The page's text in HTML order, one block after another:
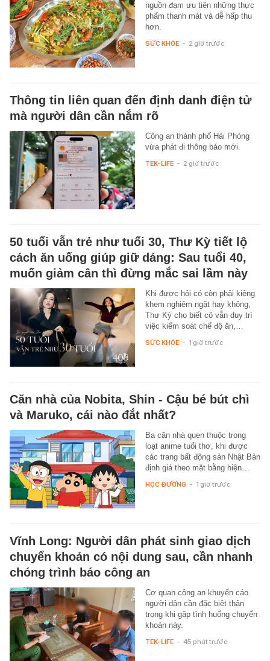
nguồn đạm ưu tiên những thực
phẩm thanh mát và dễ hấp thu
hơn.
SỨC KHỎE - 2 giờ trước
Thông tin liên quan đến định danh điện tử
mà người dân cần nắm rõ
Công an thành phố Hải Phòng
vừa phát đi thông báo mới.
TEK-LIFE - 2 giờ trước
50 tuổi vẫn trẻ như tuổi 30, Thư Kỳ tiết lộ
cách ăn uống giúp giữ dáng: Sau tuổi 40,
muốn giảm cân thì đừng mắc sai lầm này
Khi được hỏi có còn phải kiêng
khem nghiêm ngặt hay không,
Thư Kỳ cho biết cô vẫn duy trì
việc kiểm soát chế độ ăn,…
SỨC KHỎE - 1 giờ trước
Căn nhà của Nobita, Shin - Cậu bé bút chì
và Maruko, cái nào đắt nhất?
Ba căn nhà quen thuộc trong
loạt anime tuổi thơ, khi được
các trang bất động sản Nhật Bản
định giá theo mặt bằng hiện…
HỌC ĐƯỜNG - 1 giờ trước
Vĩnh Long: Người dân phát sinh giao dịch
chuyển khoản có nội dung sau, cần nhanh
chóng trình báo công an
Cơ quan công an khuyến cáo
người dân cần đặc biệt thận
trọng khi gặp tình huống chuyển
khoản này.
TEK-LIFE - 45 phút trước